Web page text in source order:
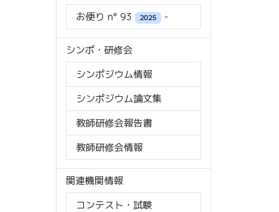
お便り n° 93
2025 -
シンポ・研修会
シンポジウム情報
シンポジウム論文集
教師研修会報告書
教師研修会情報
関連機関情報
コンテスト・試験